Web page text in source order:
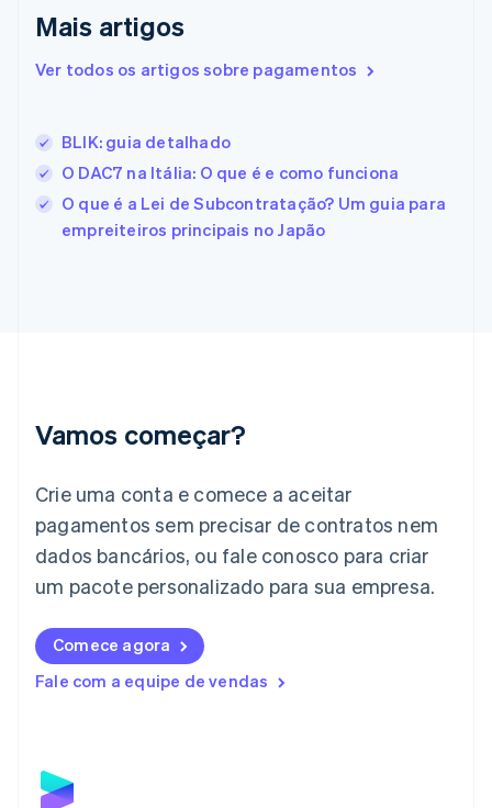
Mais artigos
Ver todos os artigos sobre pagamentos
BLIK: guia detalhado
O DAC7 na Itália: O que é e como funciona
O que é a Lei de Subcontratação? Um guia para
empreiteiros principais no Japão
Vamos começar?
Crie uma conta e comece a aceitar
pagamentos sem precisar de contratos nem
dados bancários, ou fale conosco para criar
um pacote personalizado para sua empresa.
Comece agora
Fale com a equipe de vendas
Espanha
English
Estados Unidos
Finlândia
EnglishSvenska
França
Français
Gibraltar
English
Italiano English
日本語English
Letônia
Liechtenstein
Lituânia
English
Luxemburgo
Malta
English